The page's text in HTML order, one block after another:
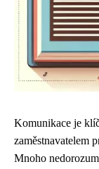
Komunikace je
zaměstnavatelem
Mnoho